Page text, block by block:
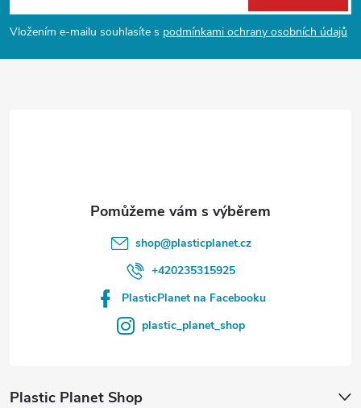
p
a
Vložením e-mailu souhlasíte s podmínkami ochrany osobních údajů
shop@plasticplanet.cz
+420235315925
PlasticPlanet na Facebooku
plastic_planet_shop
Plastic Planet Shop